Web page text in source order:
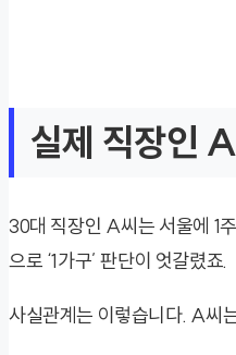
실제 직장인
30대 직장인 A씨는 서울에 1
으로 ‘1가구’ 판단이 엇갈렸죠.
사실관계는 이렇습니다. A씨